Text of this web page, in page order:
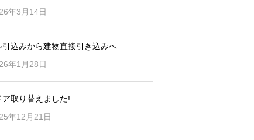
年3月14日
引込みから建物直接引き込みへ
年1月28日
ア取り替えました!
年12月21日